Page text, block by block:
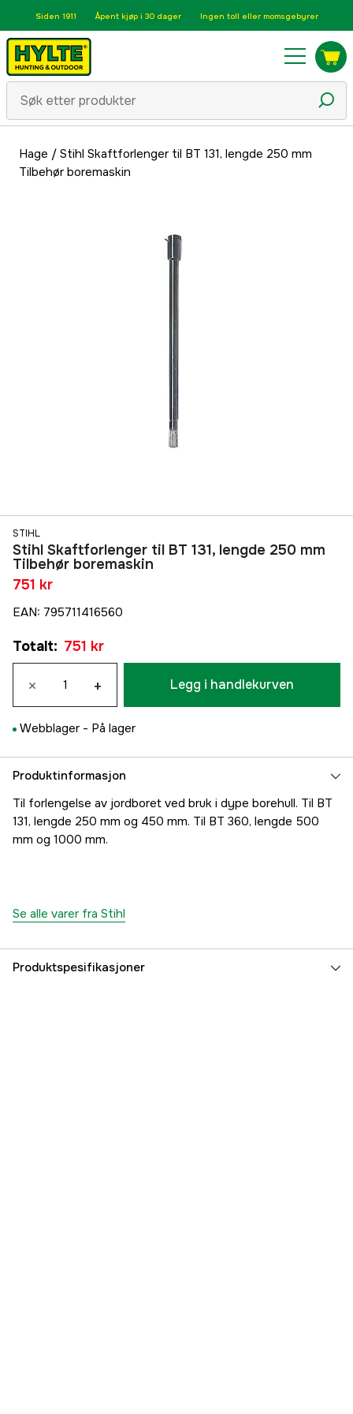
Siden 1911 Åpent kjøp i 30 dager Ingen toll eller momsgebyrer
Hage / Stihl Skaftforlenger til BT 131, lengde 250 mm
Tilbehør boremaskin
STIHL
Stihl Skaftforlenger til BT 131, lengde 250 mm
Tilbehør boremaskin
751 kr
EAN: 795711416560
Totalt: 751 kr
× + Legg i handlekurven
Webblager - På lager
Produktinformasjon
Til forlengelse av jordboret ved bruk i dype borehull. Til BT
131, lengde 250 mm og 450 mm. Til BT 360, lengde 500
mm og 1000 mm.
Se alle varer fra Stihl
Produktspesifikasjoner